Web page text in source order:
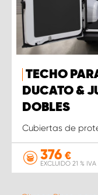
TECHO
DUCATO &
DOBLES
Cubiertas de
376 €
EXCLUIDO 21 % IVA